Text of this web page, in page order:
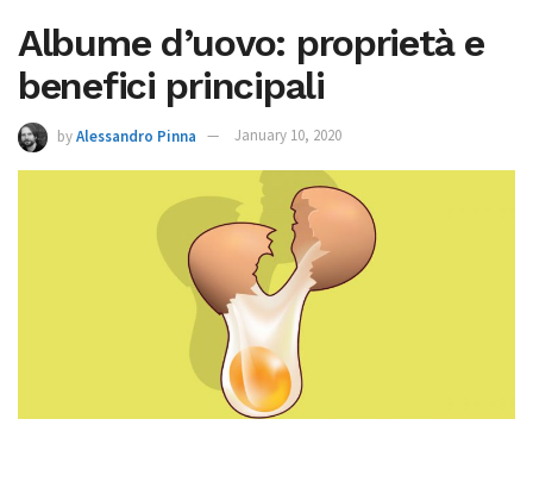
Albume d’uovo: proprietà e
benefici principali
byAlessandro Pinna January 10, 2020